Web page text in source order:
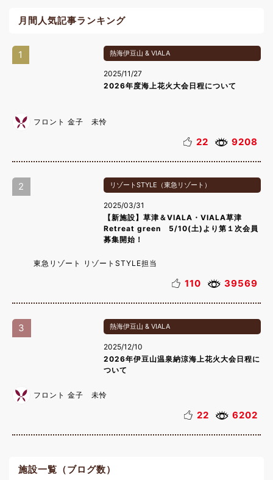
月間人気記事ランキング
1 熱海伊豆山 & VIALA
2025/11/27
2026年度海上花火大会日程について
フロント 金子 未怜
22 9208
2 リゾートSTYLE（東急リゾート）
2025/03/31
【新施設】草津＆VIALA・VIALA草津
Retreat green 5/10(土)より第１次会員
募集開始！
東急リゾート リゾートSTYLE担当
110 39569
3 熱海伊豆山 & VIALA
2025/12/10
2026年伊豆山温泉納涼海上花火大会日程に
ついて
フロント 金子 未怜
22 6202
施設一覧（ブログ数）